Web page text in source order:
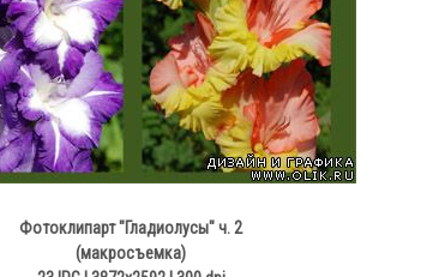
Фотоклипарт "Гладиолусы" ч. 2
(макросъемка)